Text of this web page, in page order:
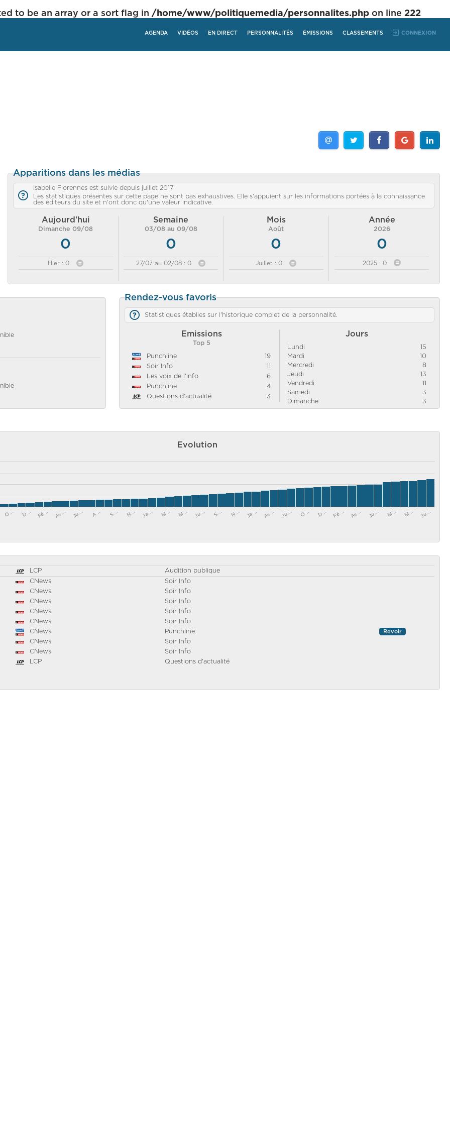
to be an array or a sort flag in /home/www/politiquemedia/personnalites.php on line 222
AGENDA VIDÉOS EN DIRECT PERSONNALITÉS ÉMISSIONS CLASSEMENTS CONNEXION
Apparitions dans les médias
Isabelle Florennes est suivie depuis juillet 2017
Les statistiques présentes sur cette page ne sont pas exhaustives. Elle s'appuient sur les informations portées à la connaissance
des éditeurs du site et n'ont donc qu'une valeur indicative.
Aujourd'hui
Dimanche 09/08
0
Hier : 0
Semaine
03/08 au 09/08
0
27/07 au 02/08 : 0
Mois
Août
0
Juillet : 0
Année
2026
0
2025 : 0
Rendez-vous favoris
Statistiques établies sur l'historique complet de la personnalité.
Emissions
Top 5
Punchline
19
Soir Info
11
Les voix de l'info
6
Punchline
4
Questions d'actualité
3
Jours
Lundi
15
Mardi
10
Mercredi
8
Jeudi
13
Vendredi
11
Samedi
3
Dimanche
3
Evolution
O… D… Fé… Av… Ju… A… S… N… Ja… M… M… Ju… S… N… Ja… Av… Ju… O… D… Fé… Av… Ju… M… M… Ju…
LCP
Audition publique
CNews
Soir Info
CNews
Soir Info
CNews
Soir Info
CNews
Soir Info
CNews
Soir Info
CNews Punchline Revoir
CNews
Soir Info
CNews
Soir Info
LCP Questions d'actualité